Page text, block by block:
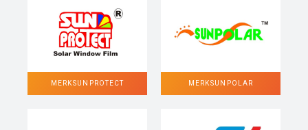
MERK SUN PROTECT MERK SUN POLAR